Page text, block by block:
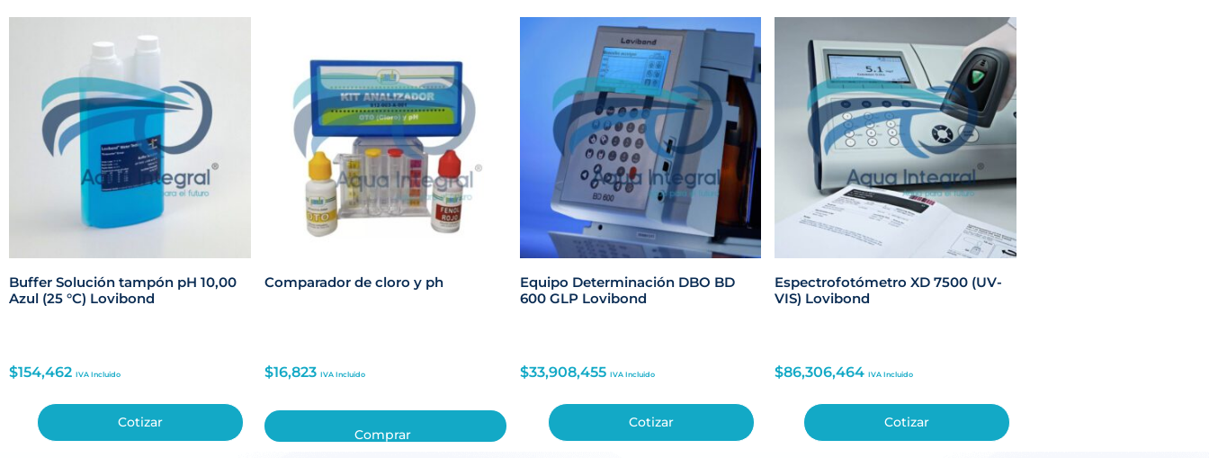
Buffer Solución tampón pH 10,00
Azul (25 °C) Lovibond
$154,462 IVA Incluido
Cotizar
Comparador de cloro y ph
$16,823 IVA Incluido
Comprar
Equipo Determinación DBO BD
600 GLP Lovibond
$33,908,455 IVA Incluido
Cotizar
Espectrofotómetro XD 7500 (UV-
VIS) Lovibond
$86,306,464 IVA Incluido
Cotizar